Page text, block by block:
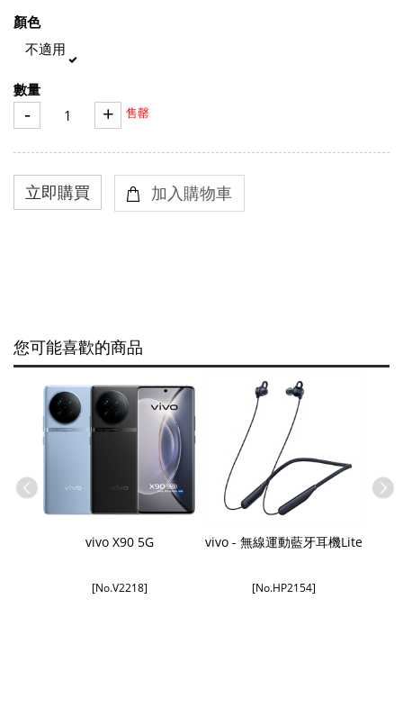
顏色
不適用
數量
- + 售罄
您可能喜歡的商品
vivo X90 5G
[No.V2218]
vivo - 無線運動藍牙耳機Lite
[No.HP2154]